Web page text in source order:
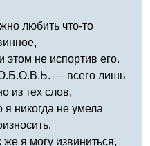
любить что-то
этом не испортив его.
— всего лишь
из тех слов,
я никогда не умела
же я могу извиниться,